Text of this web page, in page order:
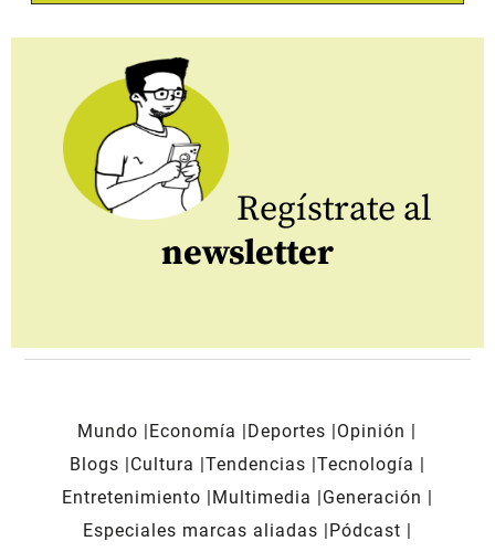
Regístrate al
newsletter
Mundo Economía Deportes
Opinión
Blogs
Cultura Tendencias Tecnología
Entretenimiento
Multimedia
Generación
Especiales marcas aliadas
Pódcast